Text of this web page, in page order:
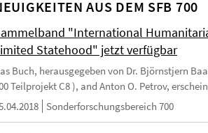
AUS DEM SFB 700
"International
Statehood" jetzt verfügbar
Buch, herausgegeben von Dr. Björnstjern
Teilprojekt C8 ), and Anton O. Petrov,
Sonderforschungsbereich 700